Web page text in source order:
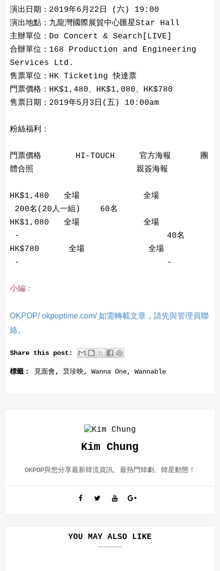
演出日期：2019年6月22日 (六) 19:00
演出地點：九龍灣國際展貿中心匯星Star Hall
主辦單位：Do Concert & Search[LIVE]
合辦單位：168 Production and Engineering
Services Ltd.
售票單位：HK Ticketing 快達票
門票價格：HK$1,480、HK$1,080、HK$780
售票日期：2019年5月3日(五) 10:00am
粉絲福利：
門票價格 HI-TOUCH 官方海報 團
體合照 親簽海報
HK$1,480 全場 全場
200名(20人一組) 60名
HK$1,080 全場 全場
- 40名
HK$780 全場 全場
- -
小編：
OKPOP/ okpoptime.com/ 如需轉載文章，請先與管理員聯
絡。
Share this post:
標籤： 見面會, 裵珍映, Wanna One, Wannable
Kim Chung
OKPOP與您分享最新韓流資訊、最熱門韓劇、韓星動態！
YOU MAY ALSO LIKE